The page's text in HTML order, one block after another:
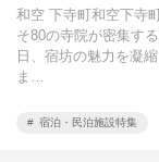
和空 下寺町和空下寺
そ80の寺院が密集す
日、宿坊の魅力を凝
ま…
宿泊・民泊施設特集